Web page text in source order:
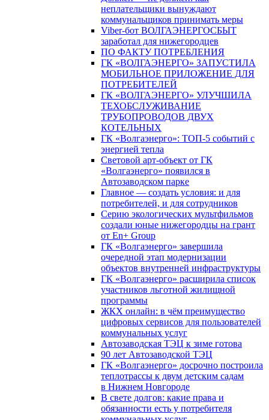
неплательщики вынуждают
коммунальщиков принимать меры
Viber-бот ВОЛГАЭНЕРГОСБЫТ
заработал для нижегородцев
ПО ФАКТУ ПОТРЕБЛЕНИЯ
ГК «ВОЛГАЭНЕРГО» ЗАПУСТИЛА
МОБИЛЬНОЕ ПРИЛОЖЕНИЕ ДЛЯ
ПОТРЕБИТЕЛЕЙ
ГК «ВОЛГАЭНЕРГО» УЛУЧШИЛА
ТЕХОБСЛУЖИВАНИЕ
ТРУБОПРОВОДОВ ДВУХ
КОТЕЛЬНЫХ
ГК «Волгаэнерго»: ТОП-5 событий с
энергией тепла
Световой арт-объект от ГК
«Волгаэнерго» появился в
Автозаводском парке
Главное — создать условия: и для
потребителей, и для сотрудников
Серию экологических мультфильмов
создали юные нижегородцы на грант
от En+ Group
ГК «Волгаэнерго» завершила
очередной этап модернизации
объектов внутренней инфраструктуры
ГК «Волгаэнерго» расширила список
участников льготной жилищной
программы
ЖКХ онлайн: в чём преимущество
цифровых сервисов для пользователей
коммунальных услуг
Автозаводская ТЭЦ к зиме готова
90 лет Автозаводской ТЭЦ
ГК «Волгаэнерго» досрочно построила
теплотрассы к двум детским садам
в Нижнем Новгороде
В свете долгов: какие права и
обязанности есть у потребителя